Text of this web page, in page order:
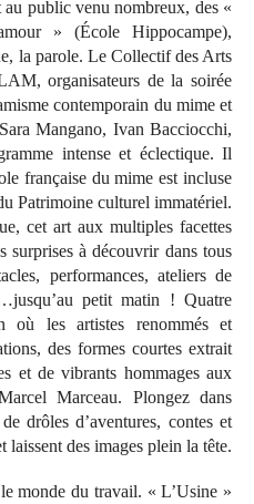
public venu nombreux, des «
» (École Hippocampe),
la parole. Le Collectif des Arts
organisateurs de la soirée
contemporain du mime et
Mangano, Ivan Bacciocchi,
intense et éclectique. Il
française du mime est incluse
Patrimoine culturel immatériel.
cet art aux multiples facettes
surprises à découvrir dans tous
performances, ateliers de
petit matin ! Quatre
où les artistes renommés et
des formes courtes extrait
et de vibrants hommages aux
Marceau. Plongez dans
drôles d’aventures, contes et
laissent des images plein la tête.
monde du travail. « L’Usine »